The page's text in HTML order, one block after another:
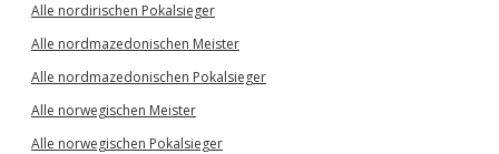
Alle nordirischen Pokalsieger
Alle nordmazedonischen Meister
Alle nordmazedonischen Pokalsieger
Alle norwegischen Meister
Alle norwegischen Pokalsieger